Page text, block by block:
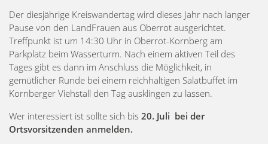
Der diesjährige Kreiswandertag wird dieses Jahr nach langer
Pause von den LandFrauen aus Oberrot ausgerichtet.
Treffpunkt ist um 14:30 Uhr in Oberrot-Kornberg am
Parkplatz beim Wasserturm. Nach einem aktiven Teil des
Tages gibt es dann im Anschluss die Möglichkeit, in
gemütlicher Runde bei einem reichhaltigen Salatbuffet im
Kornberger Viehstall den Tag ausklingen zu lassen.
Wer interessiert ist sollte sich bis 20. Juli bei der
Ortsvorsitzenden anmelden.